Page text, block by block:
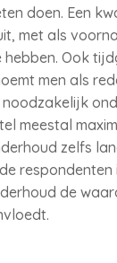
doen. Een
met als
Ook
men als
noodzakelijk
meestal
zelfs
respondenten
de